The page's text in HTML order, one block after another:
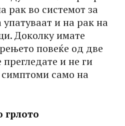
рак во системот за
и на рак на
Доколку имате
повеќе од две
и не ги
само на
грлото